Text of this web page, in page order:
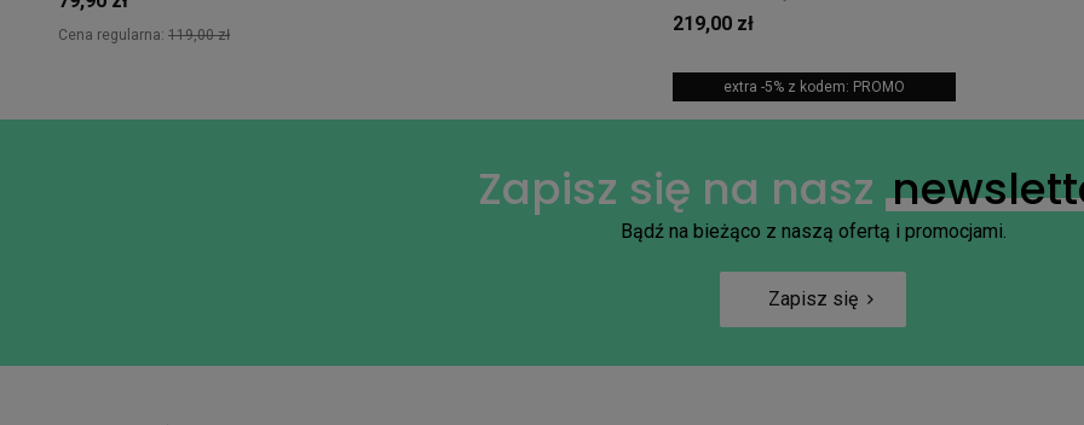
Cena regularna: 119,00 zł 219,00 zł
extra -5% z kodem: PROMO
Zapisz się na nasz
Bądź na bieżąco z naszą ofertą i promocjami.
Zapisz się